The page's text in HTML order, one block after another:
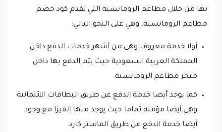
بها من خلال مطاعم الرومانسية التي تقدم كود خصم
مطاعم الرومانسية، وهي على النحو التالي:
أولا خدمة معروف وهي من أشهر خدمات الدفع داخل
المملكة العربية السعودية حيث يتم الدفع بها داخل
متجر مطاعم الرومانسية.
كما يوجد أيضا خدمة الدفع عن طريق البطاقات الائتمانية
وهي أيضا مؤمنة تماما حيث يوجد منها الفيزا مع وجود
أيضا خدمة الدفع عن طريق الماستر كارد.